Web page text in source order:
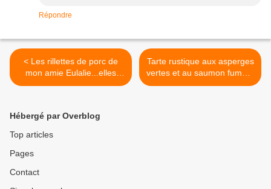
Répondre
< Les rillettes de porc de
mon amie Eulalie...elles
sont délicieuses et moins
Tarte rustique aux asperges
vertes et au saumon fumé...
>
Hébergé par Overblog
Top articles
Pages
Contact